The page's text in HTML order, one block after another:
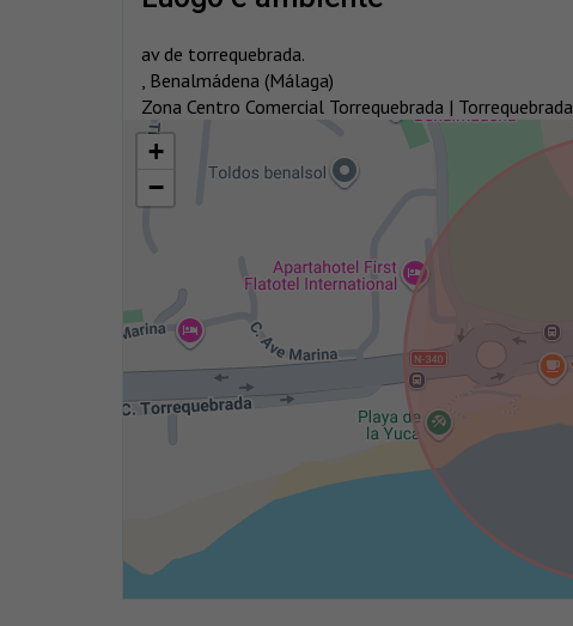
av de torrequebrada.
, Benalmádena (Málaga)
Zona Centro Comercial Torrequebrada | Torrequebrada
+
−